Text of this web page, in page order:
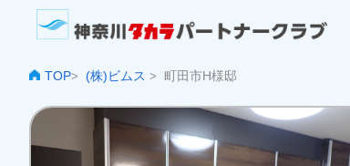
TOP> (株)ビムス > 町田市H様邸